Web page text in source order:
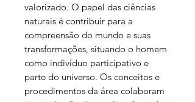
valorizado. O papel das ciências
naturais é contribuir para a
compreensão do mundo e suas
transformações, situando o homem
como indivíduo participativo e
parte do universo. Os conceitos e
procedimentos da área colaboram